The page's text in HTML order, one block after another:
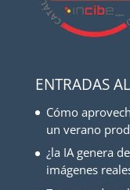
ENTRADAS
Cómo
un verano
¿la IA genera
imágenes